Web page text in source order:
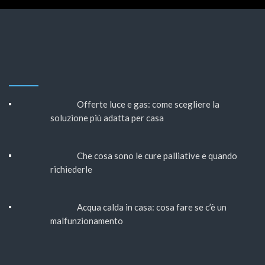
Offerte luce e gas: come scegliere la
soluzione più adatta per casa
Che cosa sono le cure palliative e quando
richiederle
Acqua calda in casa: cosa fare se c’è un
malfunzionamento